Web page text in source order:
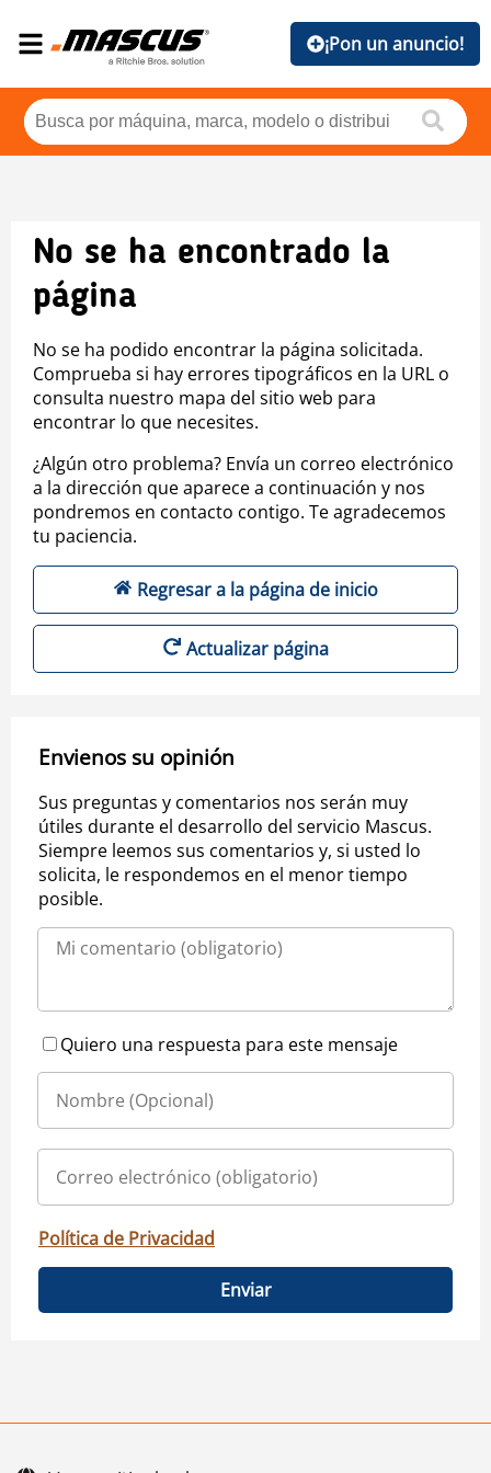
¡Pon un anuncio!
No se ha encontrado la
página
No se ha podido encontrar la página solicitada.
Comprueba si hay errores tipográficos en la URL o
consulta nuestro mapa del sitio web para
encontrar lo que necesites.
¿Algún otro problema? Envía un correo electrónico
a la dirección que aparece a continuación y nos
pondremos en contacto contigo. Te agradecemos
tu paciencia.
Regresar a la página de inicio
Actualizar página
Envienos su opinión
Sus preguntas y comentarios nos serán muy
útiles durante el desarrollo del servicio Mascus.
Siempre leemos sus comentarios y, si usted lo
solicita, le respondemos en el menor tiempo
posible.
Quiero una respuesta para este mensaje
Política de Privacidad
Enviar